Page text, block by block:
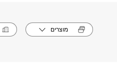
מוצרים